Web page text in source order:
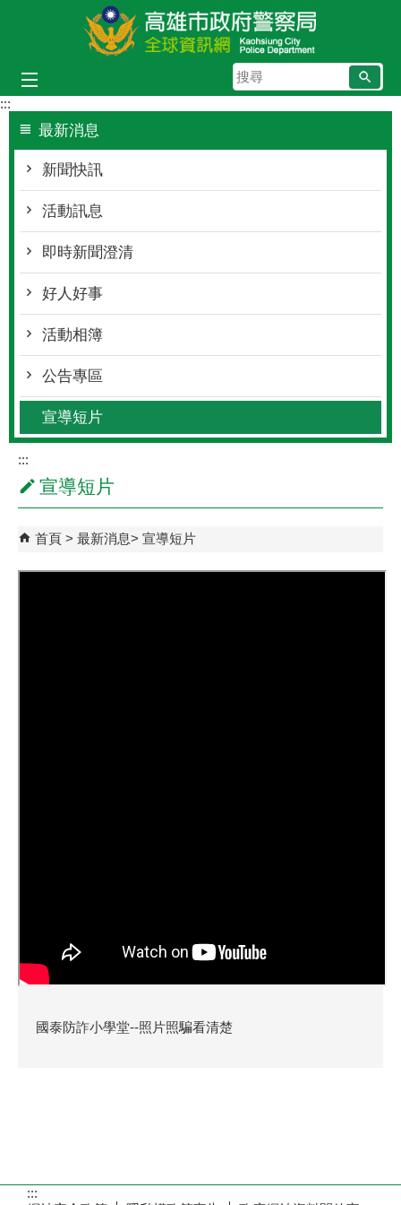
跳到主要內容區塊
搜
尋
:::
最新消息
新聞快訊
活動訊息
即時新聞澄清
好人好事
活動相簿
公告專區
宣導短片
:::
宣導短片
首頁 最新消息 宣導短片
國泰防詐小學堂--照片照騙看清楚
:::